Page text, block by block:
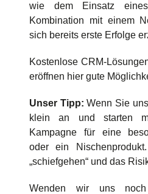
wie dem Einsatz
Kombination mit einem
sich bereits erste Erfolge
Kostenlose CRM-
eröffnen hier gute
Unser Tipp: Wenn Sie
klein an und starten
Kampagne für eine
oder ein
„schiefgehen“ und das
Wenden wir uns